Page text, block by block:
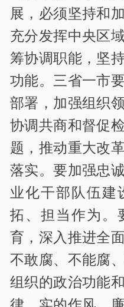
展，必须坚持和
充分发挥中央区
筹协调职能，坚
功能。三省一市
部署，加强组织
协调共商和督促
题，推动重大改
落实。要加强忠
业化干部队伍建
拓、担当作为。
育，深入推进全
不敢腐、不能腐
组织的政治功能